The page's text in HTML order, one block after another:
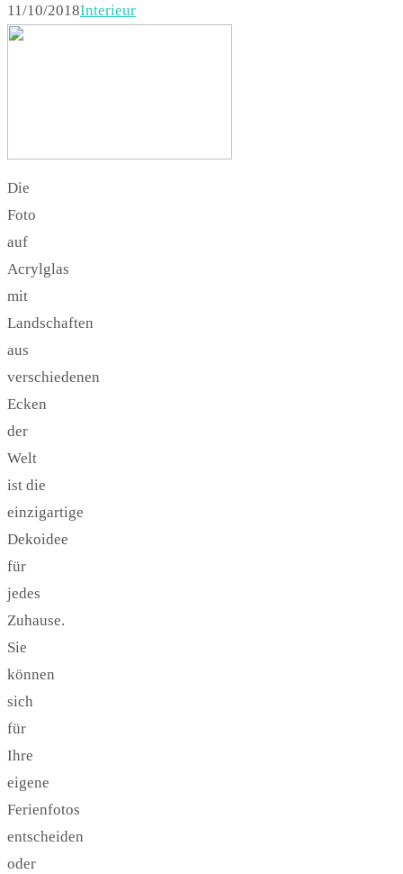
11/10/2018Interieur
Die
Foto
auf
Acrylglas
mit
Landschaften
aus
verschiedenen
Ecken
der
Welt
ist die
einzigartige
Dekoidee
für
jedes
Zuhause.
Sie
können
sich
für
Ihre
eigene
Ferienfotos
entscheiden
oder